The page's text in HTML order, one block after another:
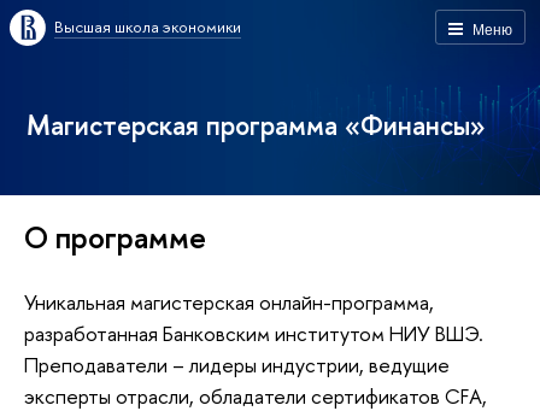
Меню
Высшая школа экономики
Магистерская программа «Финансы»
О программе
Уникальная магистерская онлайн-программа,
разработанная Банковским институтом НИУ ВШЭ.
Преподаватели – лидеры индустрии, ведущие
эксперты отрасли, обладатели сертификатов CFA,